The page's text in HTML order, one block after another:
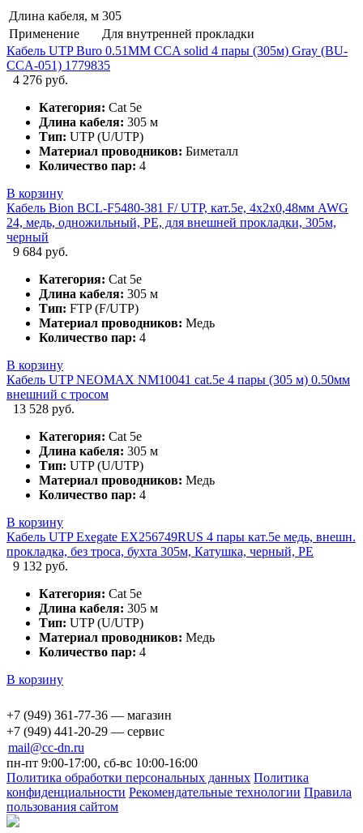
Длина кабеля, м 305
Применение
Для внутренней прокладки
Кабель UTP Buro 0.51MM CCA solid 4 пары (305м) Gray (BU-
CCA-051) 1779835
4 276 руб.
Категория: Cat 5e
Длина кабеля: 305 м
Тип: UTP (U/UTP)
Материал проводников: Биметалл
Количество пар: 4
В корзину
Кабель Bion BCL-F5480-381 F/ UTP, кат.5e, 4x2x0,48мм AWG
24, медь, одножильный, PE, для внешней прокладки, 305м,
черный
9 684 руб.
Категория: Cat 5e
Длина кабеля: 305 м
Тип: FTP (F/UTP)
Материал проводников: Медь
Количество пар: 4
В корзину
Кабель UTP NEOMAX NM10041 cat.5e 4 пары (305 м) 0.50мм
внешний с тросом
13 528 руб.
Категория: Cat 5e
Длина кабеля: 305 м
Тип: UTP (U/UTP)
Материал проводников: Медь
Количество пар: 4
В корзину
Кабель UTP Exegate EX256749RUS 4 пары кат.5e медь, внешн.
прокладка, без троса, бухта 305м, Катушка, черный, PE
9 132 руб.
Категория: Cat 5e
Длина кабеля: 305 м
Тип: UTP (U/UTP)
Материал проводников: Медь
Количество пар: 4
В корзину
+7 (949) 361-77-36 — магазин
+7 (949) 441-20-29 — сервис
mail@cc-dn.ru
пн-пт 9:00-17:00, сб-вс 10:00-16:00
Политика обработки персональных данных Политика
конфиденциальности Рекомендательные технологии Правила
пользования сайтом